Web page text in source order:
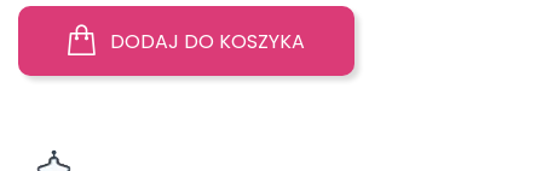
DODAJ DO KOSZYKA